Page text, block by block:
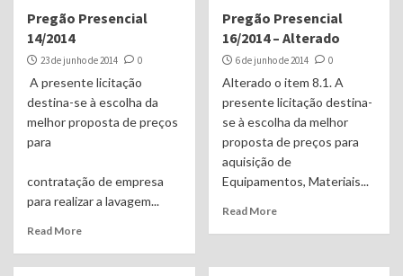
Pregão Presencial
14/2014
23 de junho de 2014 0
A presente licitação
destina-se à escolha da
melhor proposta de preços
para
contratação de empresa
para realizar a lavagem...
Read More
Pregão Presencial
16/2014 – Alterado
6 de junho de 2014 0
Alterado o item 8.1. A
presente licitação destina-
se à escolha da melhor
proposta de preços para
aquisição de
Equipamentos, Materiais...
Read More